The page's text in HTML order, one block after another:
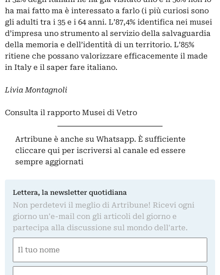
ha mai fatto ma è interessato a farlo (i più curiosi sono
gli adulti tra i 35 e i 64 anni. L’87,4% identifica nei musei
d’impresa uno strumento al servizio della salvaguardia
della memoria e dell’identità di un territorio. L’85%
ritiene che possano valorizzare efficacemente il made
in Italy e il saper fare italiano.
Livia Montagnoli
Consulta il rapporto Musei di Vetro
Artribune è anche su Whatsapp. È sufficiente
cliccare qui per iscriversi al canale ed essere
sempre aggiornati
Lettera, la newsletter quotidiana
Non perdetevi il meglio di Artribune! Ricevi ogni
giorno un'e-mail con gli articoli del giorno e
partecipa alla discussione sul mondo dell'arte.
(Required)
First